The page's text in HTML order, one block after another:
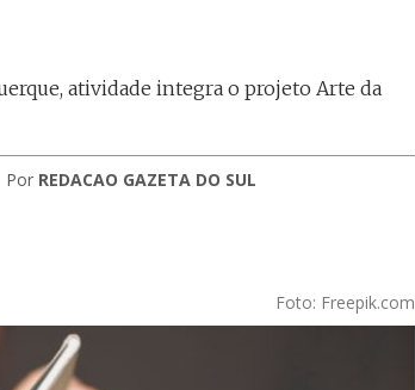
atividade integra o projeto Arte da
Por REDACAO GAZETA DO SUL
Foto: Freepik.com